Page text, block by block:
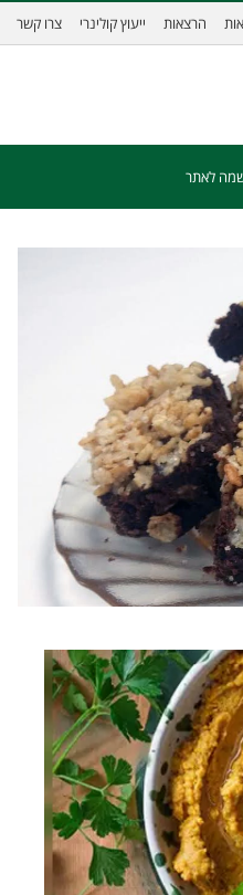
הרצאות ייעוץ קולינרי צרו קשר
לאתר